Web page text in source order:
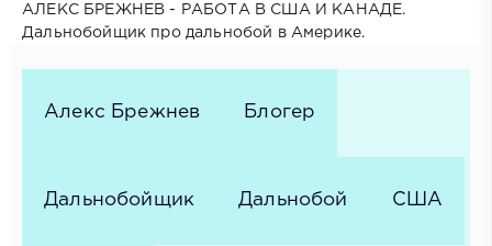
АЛЕКС БРЕЖНЕВ - РАБОТА В США И КАНАДЕ.
Дальнобойщик про дальнобой в Америке.
Алекс Брежнев Блогер
Дальнобойщик Дальнобой США